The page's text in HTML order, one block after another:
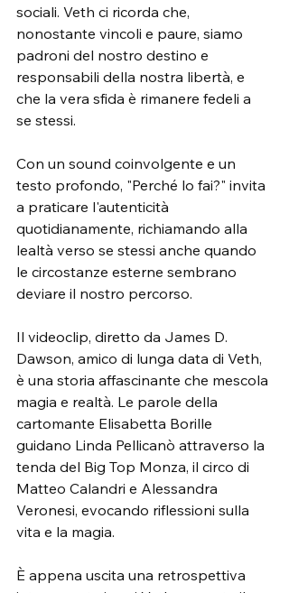
sociali. Veth ci ricorda che,
nonostante vincoli e paure, siamo
padroni del nostro destino e
responsabili della nostra libertà, e
che la vera sfida è rimanere fedeli a
se stessi.
Con un sound coinvolgente e un
testo profondo, "Perché lo fai?" invita
a praticare l'autenticità
quotidianamente, richiamando alla
lealtà verso se stessi anche quando
le circostanze esterne sembrano
deviare il nostro percorso.
Il videoclip, diretto da James D.
Dawson, amico di lunga data di Veth,
è una storia affascinante che mescola
magia e realtà. Le parole della
cartomante Elisabetta Borille
guidano Linda Pellicanò attraverso la
tenda del Big Top Monza, il circo di
Matteo Calandri e Alessandra
Veronesi, evocando riflessioni sulla
vita e la magia.
È appena uscita una retrospettiva